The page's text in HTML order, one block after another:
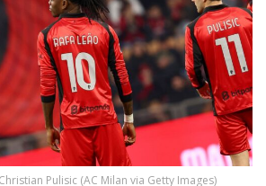
Pulisic (AC Milan via Getty Images)